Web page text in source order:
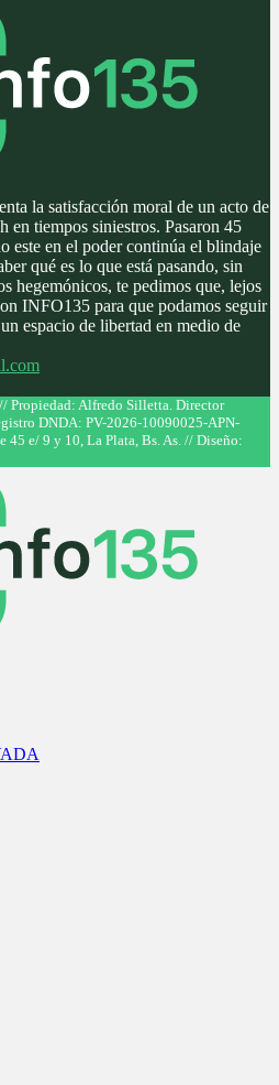
la satisfacción moral de un acto de
en tiempos siniestros. Pasaron 45
este en el poder continúa el blindaje
qué es lo que está pasando, sin
hegemónicos, te pedimos que, lejos
INFO135 para que podamos seguir
espacio de libertad en medio de
Propiedad: Alfredo Silletta. Director
DNDA: PV-2026-10090025-APN-
e/ 9 y 10, La Plata, Bs. As. // Diseño: